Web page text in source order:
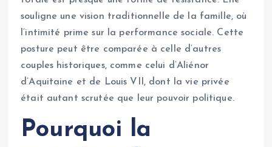
souligne une vision traditionnelle de la famille, où
l’intimité prime sur la performance sociale. Cette
posture peut être comparée à celle d’autres
couples historiques, comme celui d’Aliénor
d’Aquitaine et de Louis VII, dont la vie privée
était autant scrutée que leur pouvoir politique.
Pourquoi la